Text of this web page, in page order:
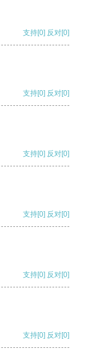
支持[0] 反对[0]
支持[0] 反对[0]
支持[0] 反对[0]
支持[0] 反对[0]
支持[0] 反对[0]
支持[0] 反对[0]